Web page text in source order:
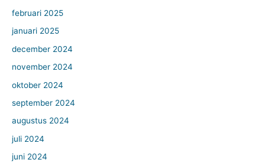
februari 2025
januari 2025
december 2024
november 2024
oktober 2024
september 2024
augustus 2024
juli 2024
juni 2024